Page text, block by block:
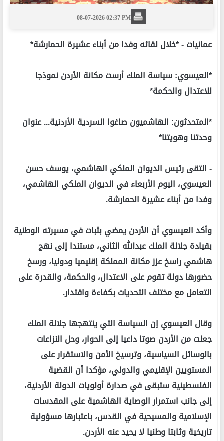
08-07-2026 02:37 PM
عمانيات -*خلال لقائه وفدا من أبناء عشيرة الحمارشة*
*العيسوي: سياسة الملك أرست مكانة الأردن نموذجا
للاعتدال والحكمة*
*المتحدثون: الهاشميون صاغوا السردية الأردنية... عنوان
وحدتنا وهويتنا*
- التقى رئيس الديوان الملكي الهاشمي، يوسف حسن
العيسوي، اليوم الأربعاء في الديوان الملكي الهاشمي،
وفدا من أبناء عشيرة الحمارشة.
وأكد العيسوي أن الأردن يمضي بثبات في مسيرته الوطنية
بقيادة جلالة الملك عبدالله الثاني، مستندا إلى نهج
هاشمي راسخ عزز مكانة المملكة إقليميا ودوليا، ورسخ
حضورها دولة تقوم على الاعتدال، والحكمة، والقدرة على
التعامل مع مختلف التحديات بكفاءة واقتدار.
وقال العيسوي إن السياسة التي ينتهجها جلالة الملك
جعلت من الأردن صوتا داعيا إلى الحوار، وحل النزاعات
بالوسائل السياسية، وترسيخ الأمن والاستقرار على
المستويين الإقليمي والدولي، مؤكدا أن القضية
الفلسطينية ستبقى في صدارة أولويات الدولة الأردنية،
إلى جانب استمرار الوصاية الهاشمية على المقدسات
الإسلامية والمسيحية في القدس، باعتبارها مسؤولية
تاريخية وثابتا وطنيا لا يحيد عنه الأردن.